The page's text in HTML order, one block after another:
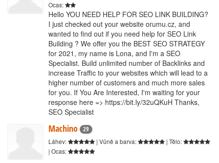
Ocas:
Hello YOU NEED HELP FOR SEO LINK BUILDING?
I just checked out your website orumu.cz, and
wanted to find out if you need help for SEO Link
Building ? We offer you the BEST SEO STRATEGY
for 2021, my name is Lona, and I'm a SEO
Specialist. Build unlimited number of Backlinks and
increase Traffic to your websites which will lead to a
higher number of customers and much more sales
for you. If You Are Interested, I'm waiting for your
response here => https://bit.ly/32uQKuH Thanks,
SEO Specialist
Machino
29
Láhev:
| Vůně a barva:
| Tělo:
| Ocas: